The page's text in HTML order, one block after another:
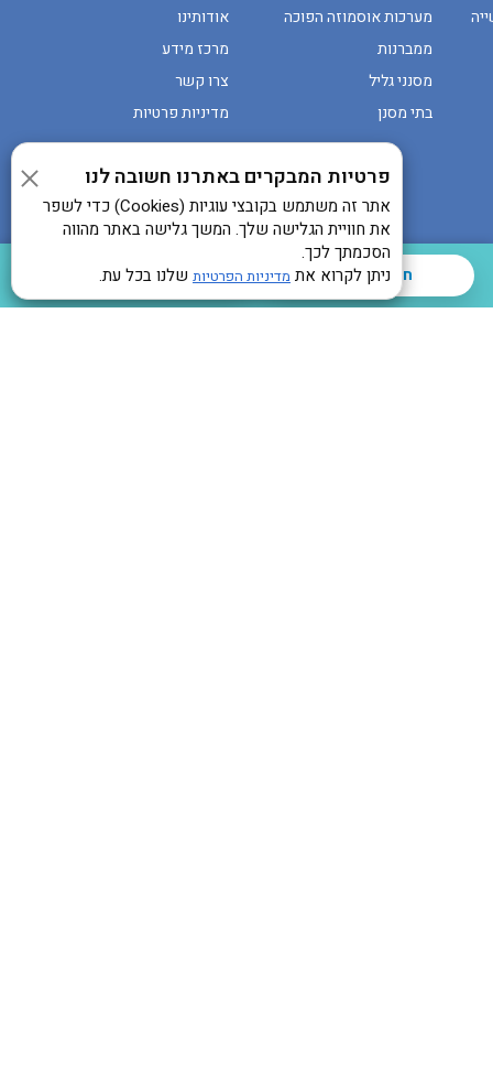
אודותינו
מרכז מידע
צרו קשר
מדיניות פרטיות
מערכות אוסמוזה הפוכה
ממברנות
מסנני גליל
בתי מסנן
חייגו עכשיו השאירו הודעה
פרטיות המבקרים באתרנו חשובה לנו
אתר זה משתמש בקובצי עוגיות (Cookies) כדי לשפר
את חוויית הגלישה שלך. המשך גלישה באתר מהווה
הסכמתך לכך.
ניתן לקרוא את מדיניות הפרטיות שלנו בכל עת.